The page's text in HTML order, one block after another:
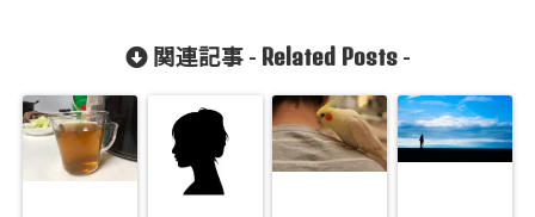
関連記事 - Related Posts-